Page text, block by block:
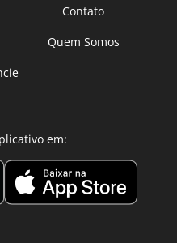
Contato
Quem Somos
em: